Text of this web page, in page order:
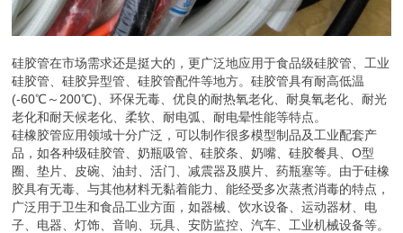
硅胶管在市场需求还是挺大的，更广泛地应用于食品级硅胶管、工业
硅胶管、硅胶异型管、硅胶管配件等地方。硅胶管具有耐高低温
(-60℃～200℃)、环保无毒、优良的耐热氧老化、耐臭氧老化、耐光
老化和耐天候老化、柔软、耐电弧、耐电晕性能等特点。
硅橡胶管应用领域十分广泛，可以制作很多模型制品及工业配套产
品，如各种级硅胶管、奶瓶吸管、硅胶条、奶嘴、硅胶餐具、O型
圈、垫片、皮碗、油封、活门、减震器及膜片、药瓶塞等。由于硅橡
胶具有无毒、与其他材料无黏着能力、能经受多次蒸煮消毒的特点，
广泛用于卫生和食品工业方面，如器械、饮水设备、运动器材、电
子、电器、灯饰、音响、玩具、安防监控、汽车、工业机械设备等。